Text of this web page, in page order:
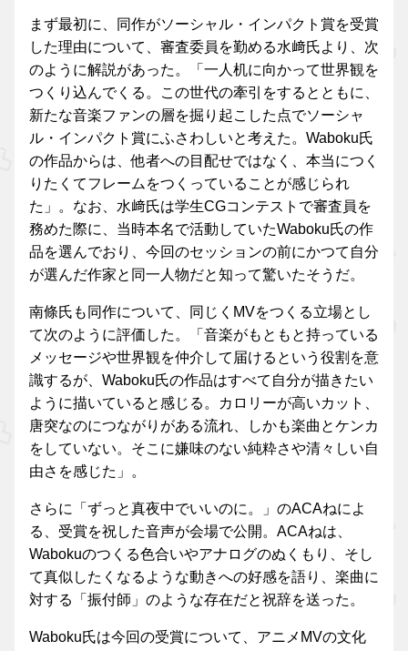
まず最初に、同作がソーシャル・インパクト賞を受賞
した理由について、審査委員を勤める水﨑氏より、次
のように解説があった。「一人机に向かって世界観を
つくり込んでくる。この世代の牽引をするとともに、
新たな音楽ファンの層を掘り起こした点でソーシャ
ル・インパクト賞にふさわしいと考えた。Waboku氏
の作品からは、他者への目配せではなく、本当につく
りたくてフレームをつくっていることが感じられ
た」。なお、水﨑氏は学生CGコンテストで審査員を
務めた際に、当時本名で活動していたWaboku氏の作
品を選んでおり、今回のセッションの前にかつて自分
が選んだ作家と同一人物だと知って驚いたそうだ。
南條氏も同作について、同じくMVをつくる立場とし
て次のように評価した。「音楽がもともと持っている
メッセージや世界観を仲介して届けるという役割を意
識するが、Waboku氏の作品はすべて自分が描きたい
ように描いていると感じる。カロリーが高いカット、
唐突なのにつながりがある流れ、しかも楽曲とケンカ
をしていない。そこに嫌味のない純粋さや清々しい自
由さを感じた」。
さらに「ずっと真夜中でいいのに。」のACAねによ
る、受賞を祝した音声が会場で公開。ACAねは、
Wabokuのつくる色合いやアナログのぬくもり、そし
て真似したくなるような動きへの好感を語り、楽曲に
対する「振付師」のような存在だと祝辞を送った。
Waboku氏は今回の受賞について、アニメMVの文化